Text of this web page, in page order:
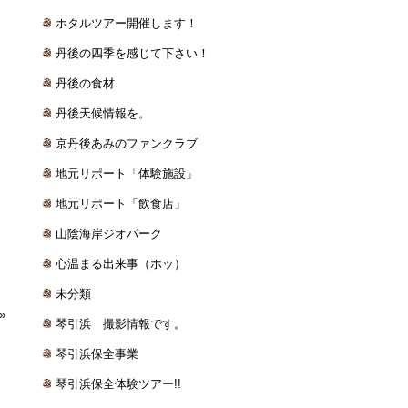
ホタルツアー開催します！
丹後の四季を感じて下さい！
丹後の食材
丹後天候情報を。
京丹後あみのファンクラブ
地元リポート「体験施設」
地元リポート「飲食店」
山陰海岸ジオパーク
心温まる出来事（ホッ）
未分類
琴引浜 撮影情報です。
琴引浜保全事業
琴引浜保全体験ツアー!!